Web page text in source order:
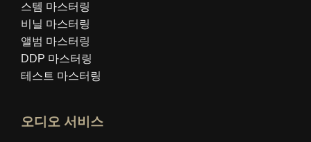
스템 마스터링
비닐 마스터링
앨범 마스터링
DDP 마스터링
테스트 마스터링
오디오 서비스